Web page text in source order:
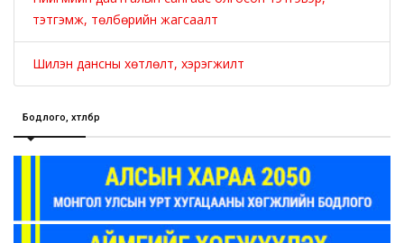
тэтгэмж, төлбөрийн жагсаалт
Шилэн дансны хөтлөлт, хэрэгжилт
Бодлого, хөтөлбөр